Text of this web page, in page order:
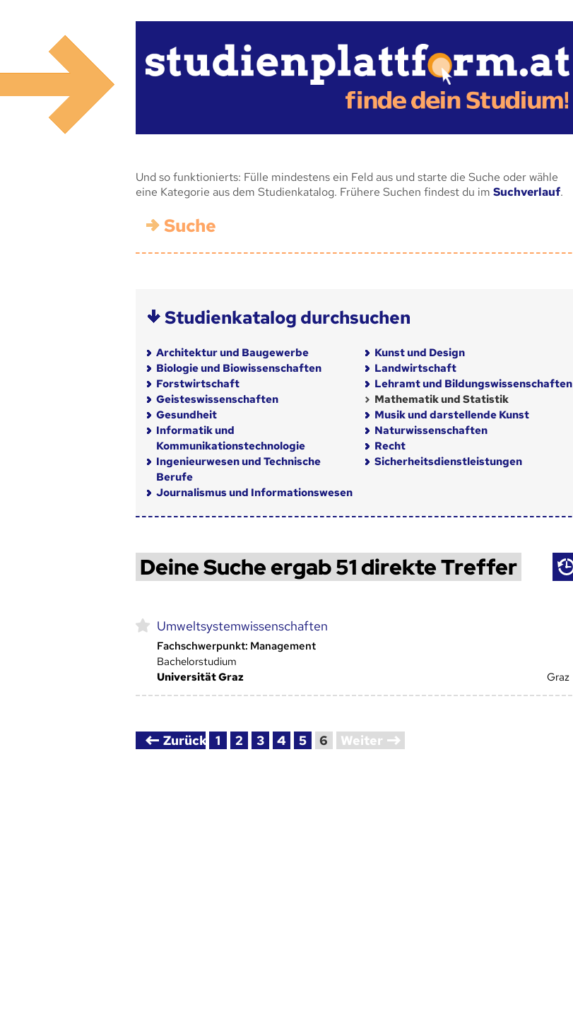
Und so funktionierts: Fülle mindestens ein Feld aus und starte die Suche oder wähle
eine Kategorie aus dem Studienkatalog. Frühere Suchen findest du im Suchverlauf.
Suche
Studienkatalog durchsuchen
Architektur und Baugewerbe
Biologie und Biowissenschaften
Forstwirtschaft
Geisteswissenschaften
Gesundheit
Informatik und
Kommunikationstechnologie
Ingenieurwesen und Technische
Berufe
Journalismus und Informationswesen
Kunst und Design
Landwirtschaft
Lehramt und Bildungswissenschaften
Mathematik und Statistik
Musik und darstellende Kunst
Naturwissenschaften
Recht
Sicherheitsdienstleistungen
Deine Suche ergab 51 direkte Treffer
Umweltsystemwissenschaften
Fachschwerpunkt: Management
Bachelorstudium
Universität Graz
Graz
Zurück 1 2 3 4 5 6 Weiter